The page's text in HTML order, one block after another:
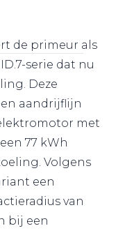
de primeur als
serie dat nu
Deze
aandrijflijn
met
77 kWh
Volgens
een
van
bij een